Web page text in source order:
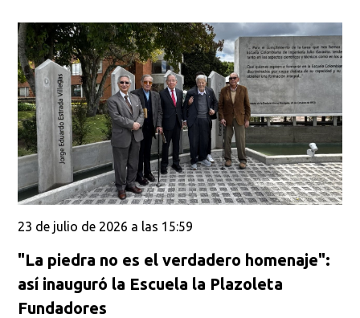
23 de julio de 2026 a las 15:59
"La piedra no es el verdadero homenaje":
así inauguró la Escuela la Plazoleta
Fundadores